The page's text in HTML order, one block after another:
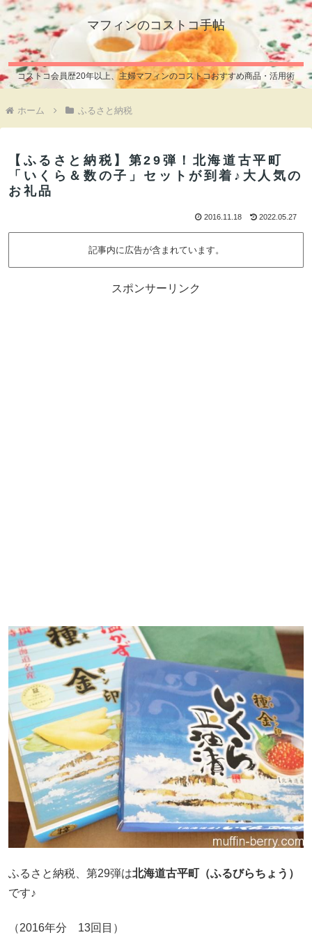
マフィンのコストコ手帖
コストコ会員歴20年以上、主婦マフィンのコストコおすすめ商品・活用術
ホーム ふるさと納税
【ふるさと納税】第29弾！北海道古平町
「いくら＆数の子」セットが到着♪大人気の
お礼品
2016.11.18 2022.05.27
記事内に広告が含まれています。
スポンサーリンク
ふるさと納税、第29弾は北海道古平町（ふるびらちょう）
です♪
（2016年分 13回目）